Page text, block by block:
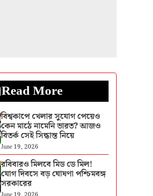
Read More
বিশ্বকাপে খেলার সুযোগ পেয়েও
কেন মাঠে নামেনি ভারত? আজও
বিতর্ক সেই সিদ্ধান্ত নিয়ে
June 19, 2026
রবিবারও মিলবে মিড ডে মিল!
যোগ দিবসে বড় ঘোষণা পশ্চিমবঙ্গ
সরকারের